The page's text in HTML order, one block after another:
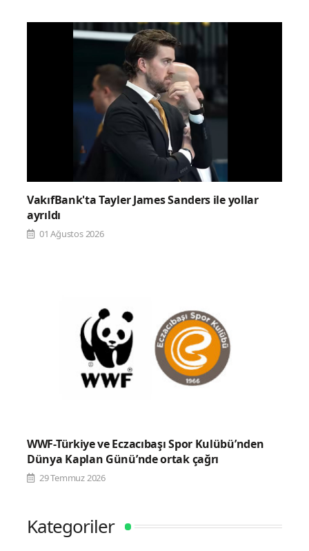
VakıfBank'ta Tayler James Sanders ile yollar
ayrıldı
01 Ağustos 2026
WWF-Türkiye ve Eczacıbaşı Spor Kulübü’nden
Dünya Kaplan Günü’nde ortak çağrı
29 Temmuz 2026
Kategoriler